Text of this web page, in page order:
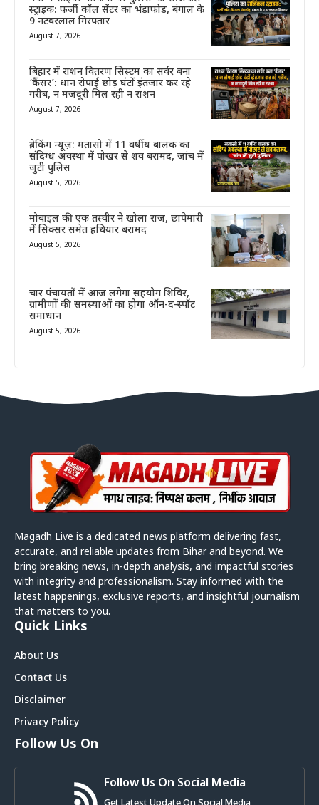
स्ट्राइक: फर्जी कॉल सेंटर का भंडाफोड़, बंगाल के
9 नटवरलाल गिरफ्तार
August 7, 2026
बिहार में राशन वितरण सिस्टम का सर्वर बना
‘कैंसर’: धान रोपाई छोड़ घंटों इंतजार कर रहे
गरीब, न मजदूरी मिल रही न राशन
August 7, 2026
ब्रेकिंग न्यूज़: मतासो में 11 वर्षीय बालक का
संदिग्ध अवस्था में पोखर से शव बरामद, जांच में
जुटी पुलिस
August 5, 2026
मोबाइल की एक तस्वीर ने खोला राज, छापेमारी
में सिक्सर समेत हथियार बरामद
August 5, 2026
चार पंचायतों में आज लगेगा सहयोग शिविर,
ग्रामीणों की समस्याओं का होगा ऑन-द-स्पॉट
समाधान
August 5, 2026
Magadh Live is a dedicated news platform delivering fast,
accurate, and reliable updates from Bihar and beyond. We
bring breaking news, in-depth analysis, and impactful stories
with integrity and professionalism. Stay informed with the
latest happenings, exclusive reports, and insightful journalism
that matters to you.
Quick Links
About Us
Contact Us
Disclaimer
Privacy Policy
Follow Us On
Follow Us On Social Media